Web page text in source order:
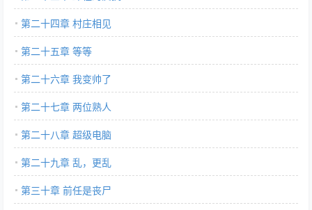
第二十四章 村庄相见
第二十五章 等等
第二十六章 我变帅了
第二十七章 两位熟人
第二十八章 超级电脑
第二十九章 乱，更乱
第三十章 前任是丧尸